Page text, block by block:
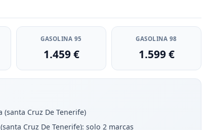
GASOLINA 95
1.459 €
GASOLINA 98
1.599 €
Cruz De Tenerife)
Cruz De Tenerife): solo 2 marcas